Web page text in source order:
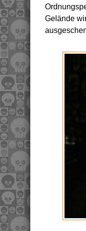
Gelände